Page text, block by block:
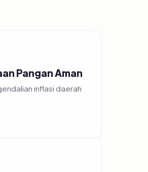
Pangan Aman
inflasi daerah